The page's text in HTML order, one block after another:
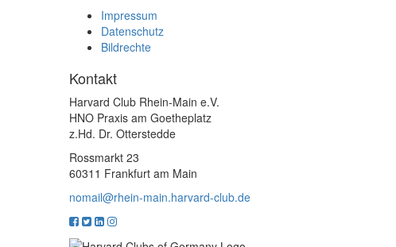
Impressum
Datenschutz
Bildrechte
Kontakt
Harvard Club Rhein-Main e.V.
HNO Praxis am Goetheplatz
z.Hd. Dr. Otterstedde
Rossmarkt 23
60311 Frankfurt am Main
nomail@rhein-main.harvard-club.de